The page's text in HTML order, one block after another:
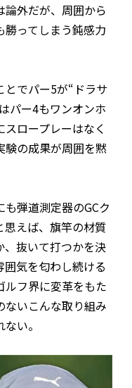
論外だが、周囲から
ってしまう鈍感力
とでパー5が“ドラサ
パー4もワンオンホ
ロープレーはなく
験の成果が周囲を黙
弾道測定器のGCク
思えば、旗竿の材質
、抜いて打つかを決
気を匂わし続ける
ルフ界に変革をもた
ないこんな取り組み
い。